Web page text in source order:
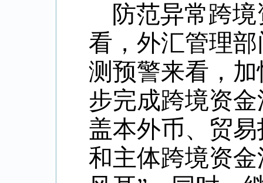
防范异常跨境
看，外汇管理
测预警来看，
步完成跨境资
盖本外币、贸
和主体跨境资